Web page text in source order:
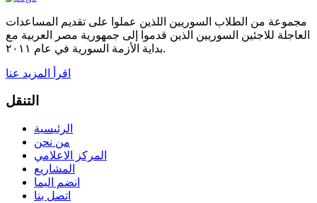
مجموعة من الطلاب السوريين اللذين عملوا على تقديم المساعدات
العاجلة للاجئين السوريين الذين قدموا إلى جمهورية مصر العربية مع
بداية الأزمة السورية في عام ٢٠١١.
اقرأ المزيد عنا
التنقل
الرئيسية
من نحن
المركز الاعلامي
المشاريع
انضم اليما
اتصل بنا